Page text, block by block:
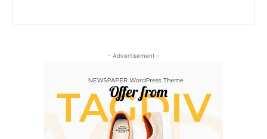
- Advertisement -